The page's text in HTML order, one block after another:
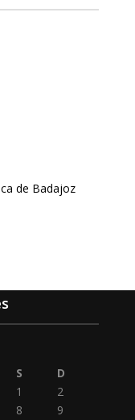
de Badajoz
S
D
1
2
8
9